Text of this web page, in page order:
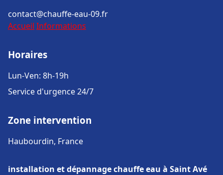
contact@chauffe-eau-09.fr
Accueil Informations
Horaires
Lun-Ven: 8h-19h
Service d'urgence 24/7
Zone intervention
Haubourdin, France
installation et dépannage chauffe eau à Saint Avé